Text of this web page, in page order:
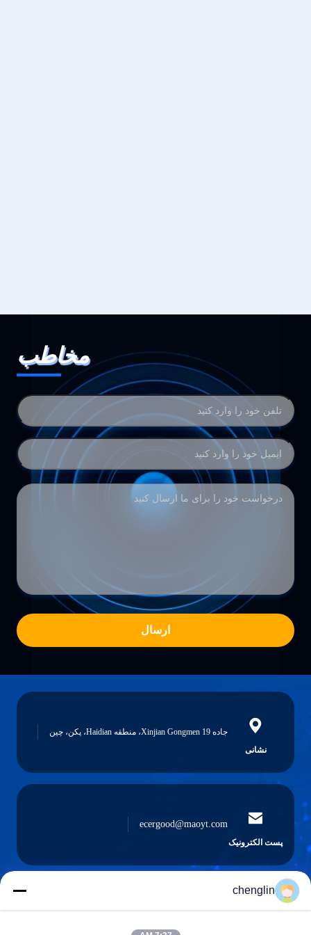
مخاطب
ارسال
نشانی
جاده 19 Xinjian Gongmen، منطقه Haidian، پکن، چین
پست الکترونیک
ecergood@maoyt.com
chenglin